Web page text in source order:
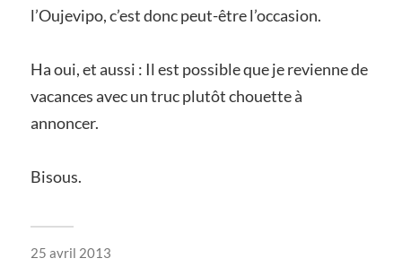
l’Oujevipo, c’est donc peut-être l’occasion.
Ha oui, et aussi : Il est possible que je revienne de
vacances avec un truc plutôt chouette à
annoncer.
Bisous.
25 avril 2013